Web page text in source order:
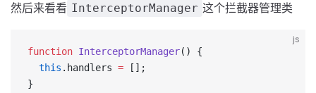
然后来看看 InterceptorManager 这个拦截器管理类
js
function InterceptorManager() {
  this
.handlers = [];
}